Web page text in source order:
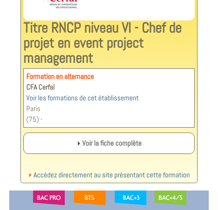
Titre RNCP niveau VI - Chef de
projet en event project
management
Formation en alternance
CFA Cerfal
Voir les formations de cet établissement
Paris
(75) -
Voir la fiche complète
Accédez directement au site présentant cette formation